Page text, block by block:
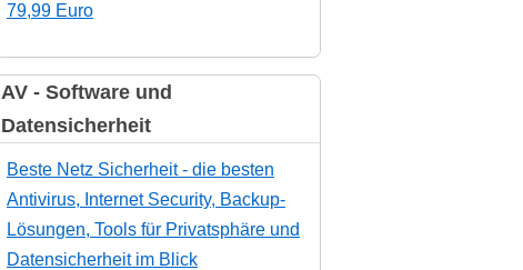
79,99 Euro
AV - Software und
Datensicherheit
Beste Netz Sicherheit - die besten
Antivirus, Internet Security, Backup-
Lösungen, Tools für Privatsphäre und
Datensicherheit im Blick